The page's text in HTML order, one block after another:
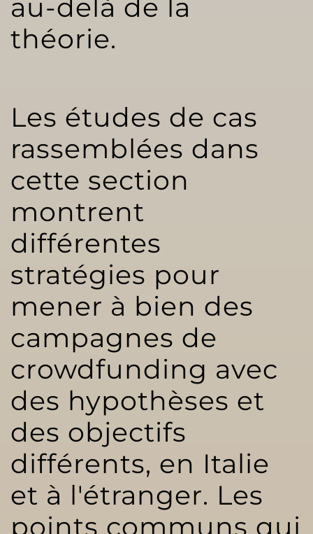
au-delà de la
théorie.
Les études de cas
rassemblées dans
cette section
montrent
différentes
stratégies pour
mener à bien des
campagnes de
crowdfunding avec
des hypothèses et
des objectifs
différents, en Italie
et à l'étranger. Les
points communs qui